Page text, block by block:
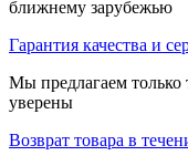
ближнему зарубежью
Гарантия качества и
Мы предлагаем только
уверены
Возврат товара в